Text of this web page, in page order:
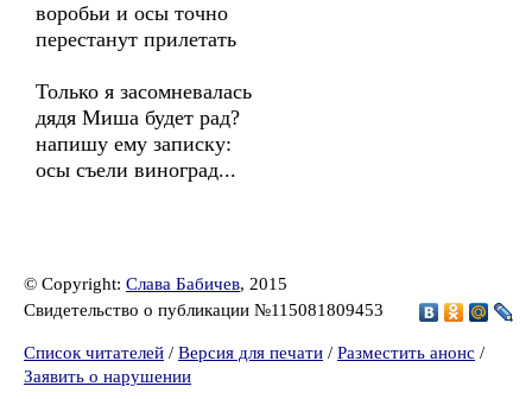
воробьи и осы точно
перестанут прилетать
Только я засомневалась
дядя Миша будет рад?
напишу ему записку:
осы съели виноград...
© Copyright: Слава Бабичев, 2015
Свидетельство о публикации №115081809453
Список читателей / Версия для печати / Разместить анонс /
Заявить о нарушении